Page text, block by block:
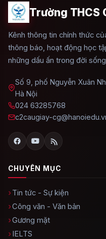
Trường THCS
Kênh thông tin chính thức
thông báo, hoạt động học
những dấu ấn trong đời
Số 9, phố Nguyễn Xuân
Hà Nội
024 63285768
c2caugiay-
CHUYÊN MỤC
Tin tức - Sự kiện
Công văn - Văn bản
Gương mặt
IELTS